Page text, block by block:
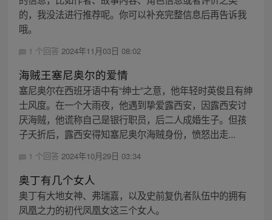
的，我没法进行推荐呢。你可以补充完整信息后再告诉我
哦。
1 个回答 2024年11月03日 08:02
海贼王塞尼奥尔的爱情
塞尼奥尔在西班牙语中有“绅士”之意，他年轻时英俊且有绅
士风度。在一个大雨夜，他遇到挚爱露西安，因露西安讨
厌海贼，他谎称自己是银行职员，后二人成婚生子。但孩
子夭折后，露西安得知塞尼奥尔海贼身份，愤怒出走...
1 个回答 2024年10月29日 03:34
奥丁有几个女人
奥丁有大地女神、弗瑞嘉，以及史前复仇者队伍中的拥有
凤凰之力的初代凤凰女这三个女人。